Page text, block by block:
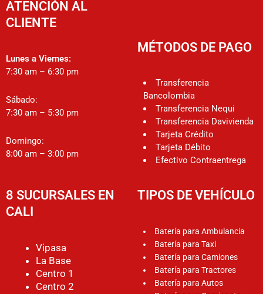
ATENCIÓN AL
CLIENTE
Lunes a Viernes:
7:30 am – 6:30 pm
Sábado:
7:30 am – 5:30 pm
Domingo:
8:00 am – 3:00 pm
MÉTODOS DE PAGO
Transferencia
Bancolombia
Transferencia Nequi
Transferencia Davivienda
Tarjeta Crédito
Tarjeta Débito
Efectivo Contraentrega
8 SUCURSALES EN
CALI
Vipasa
La Base
Centro 1
Centro 2
TIPOS DE VEHÍCULO
Batería para Ambulancia
Batería para Taxi
Batería para Camiones
Batería para Tractores
Batería para Autos